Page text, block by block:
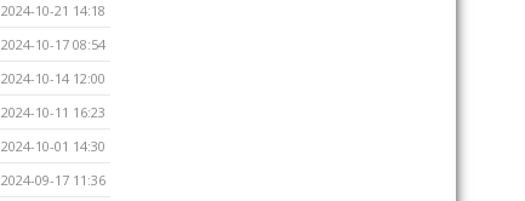
2024-10-21 14:18
2024-10-17 08:54
2024-10-14 12:00
2024-10-11 16:23
2024-10-01 14:30
2024-09-17 11:36